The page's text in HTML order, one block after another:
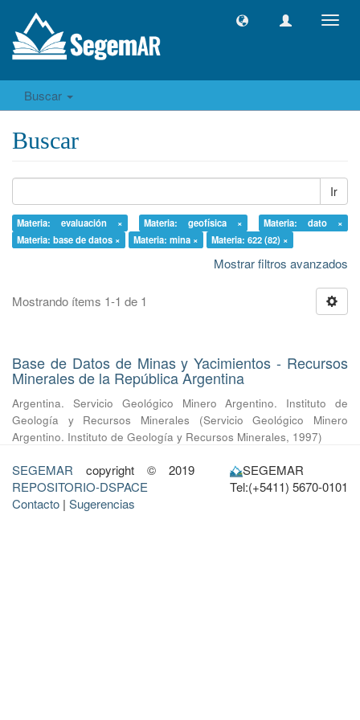
Buscar
Buscar
Ir
Materia: evaluación × Materia: geofísica ×
Materia: dato ×
Materia: base de datos ×
Materia: mina × Materia: 622 (82) ×
Mostrar filtros avanzados
Mostrando ítems 1-1 de 1
Base de Datos de Minas y Yacimientos - Recursos
Minerales de la República Argentina
Argentina. Servicio Geológico Minero Argentino. Instituto de
Geología y Recursos Minerales
(Servicio Geológico Minero
Argentino. Instituto de Geología y Recursos Minerales, 1997)
SEGEMAR copyright © 2019
REPOSITORIO-DSPACE
Contacto | Sugerencias
SEGEMAR
Tel:(+5411) 5670-0101